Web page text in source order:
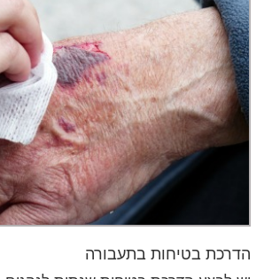
הדרכת בטיחות בתעבורה